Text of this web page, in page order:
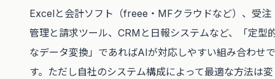
Excelと会計ソフト（freee・MFクラウドなど）、受注
管理と請求ツール、CRMと日報システムなど、「定型
なデータ変換」であればAIが対応しやすい組み合わせで
す。ただし自社のシステム構成によって最適な方法は変